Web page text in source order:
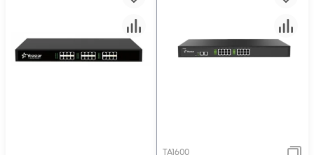
TA1600